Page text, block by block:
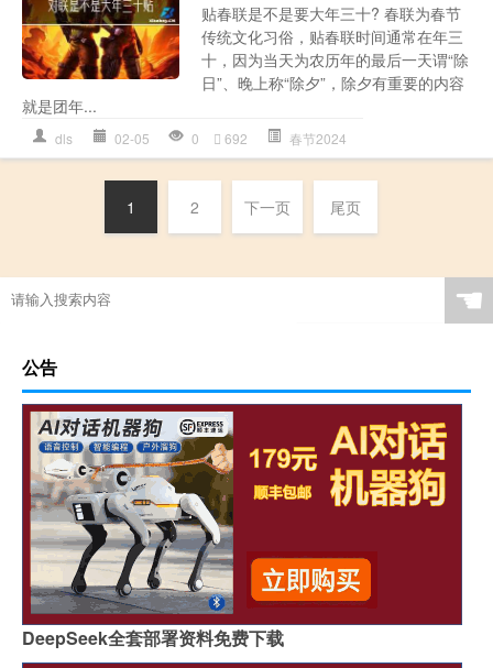
贴春联是不是要大年三十? 春联为春节
传统文化习俗，贴春联时间通常在年三
十，因为当天为农历年的最后一天谓“除
日”、晚上称“除夕”，除夕有重要的内容
就是团年...
dls 02-05 0 692 春节2024
1 2 下一页 尾页
☚
公告
DeepSeek全套部署资料免费下载